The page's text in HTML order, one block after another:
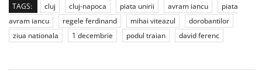
TAGS: cluj cluj-napoca piata unirii avram iancu
piata
avram iancu
regele ferdinand mihai viteazul
dorobantilor
ziua nationala
1 decembrie podul traian david ferenc